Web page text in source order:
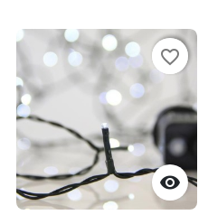

favorite_border
favorite_border